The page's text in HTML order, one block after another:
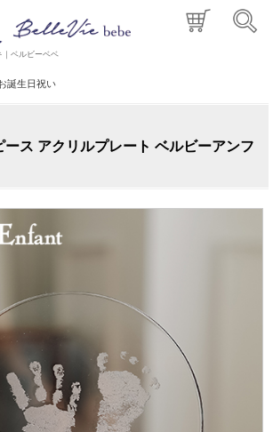
｜ベルビーベベ
誕生日祝い
ース アクリルプレート ベルビーアンフ